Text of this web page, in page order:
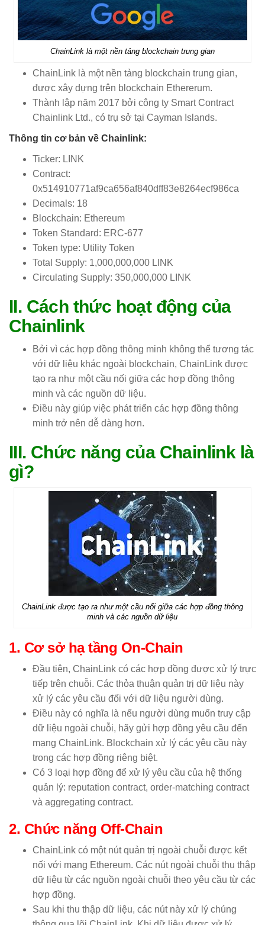
ChainLink là một nền tảng blockchain trung gian
ChainLink là một nền tảng blockchain trung gian,
được xây dựng trên blockchain Ethererum.
Thành lập năm 2017 bởi công ty Smart Contract
Chainlink Ltd., có trụ sở tại Cayman Islands.
Thông tin cơ bản về Chainlink:
Ticker: LINK
Contract:
0x514910771af9ca656af840dff83e8264ecf986ca
Decimals: 18
Blockchain: Ethereum
Token Standard: ERC-677
Token type: Utility Token
Total Supply: 1,000,000,000 LINK
Circulating Supply: 350,000,000 LINK
II. Cách thức hoạt động của
Chainlink
Bởi vì các hợp đồng thông minh không thể tương tác
với dữ liệu khác ngoài blockchain, ChainLink được
tạo ra như một cầu nối giữa các hợp đồng thông
minh và các nguồn dữ liệu.
Điều này giúp việc phát triển các hợp đồng thông
minh trở nên dễ dàng hơn.
III. Chức năng của Chainlink là
gì?
ChainLink được tạo ra như một cầu nối giữa các hợp đồng thông
minh và các nguồn dữ liệu
1. Cơ sở hạ tầng On-Chain
Đầu tiên, ChainLink có các hợp đồng được xử lý trực
tiếp trên chuỗi. Các thỏa thuận quản trị dữ liệu này
xử lý các yêu cầu đối với dữ liệu người dùng.
Điều này có nghĩa là nếu người dùng muốn truy cập
dữ liệu ngoài chuỗi, hãy gửi hợp đồng yêu cầu đến
mạng ChainLink. Blockchain xử lý các yêu cầu này
trong các hợp đồng riêng biệt.
Có 3 loại hợp đồng để xử lý yêu cầu của hệ thống
quản lý: reputation contract, order-matching contract
và aggregating contract.
2. Chức năng Off-Chain
ChainLink có một nút quản trị ngoài chuỗi được kết
nối với mạng Ethereum. Các nút ngoài chuỗi thu thập
dữ liệu từ các nguồn ngoài chuỗi theo yêu cầu từ các
hợp đồng.
Sau khi thu thập dữ liệu, các nút này xử lý chúng